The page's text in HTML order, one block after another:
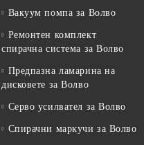
Вакуум помпа за Волво
Ремонтен комплект
спирачна система за Волво
Предпазна ламарина на
дисковете за Волво
Серво усилвател за Волво
Спирачни маркучи за Волво